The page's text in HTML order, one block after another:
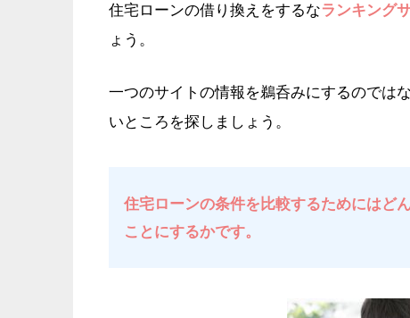
住宅ローンの借り換えをするなランキング
ょう。
一つのサイトの情報を鵜呑みにするのでは
いところを探しましょう。
住宅ローンの条件を比較するためにはど
ことにするかです。